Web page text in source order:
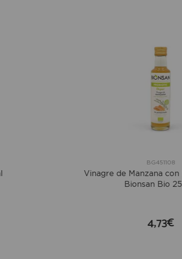
BG451108
Vinagre de Manzana
Bionsan Bio
4,73€